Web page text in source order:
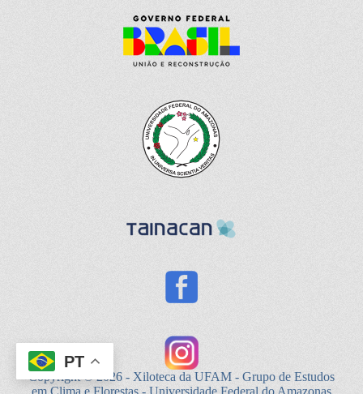
Copyright © 2026 - Xiloteca da UFAM - Grupo de Estudos
em Clima e Florestas - Universidade Federal do Amazonas
PT